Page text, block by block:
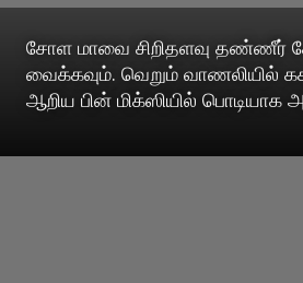
சோள மாவை சிறிதளவு தண்ணீர்
வைக்கவும். வெறும் வாணலியில்
ஆறிய பின் மிக்ஸியில் பொடியாக